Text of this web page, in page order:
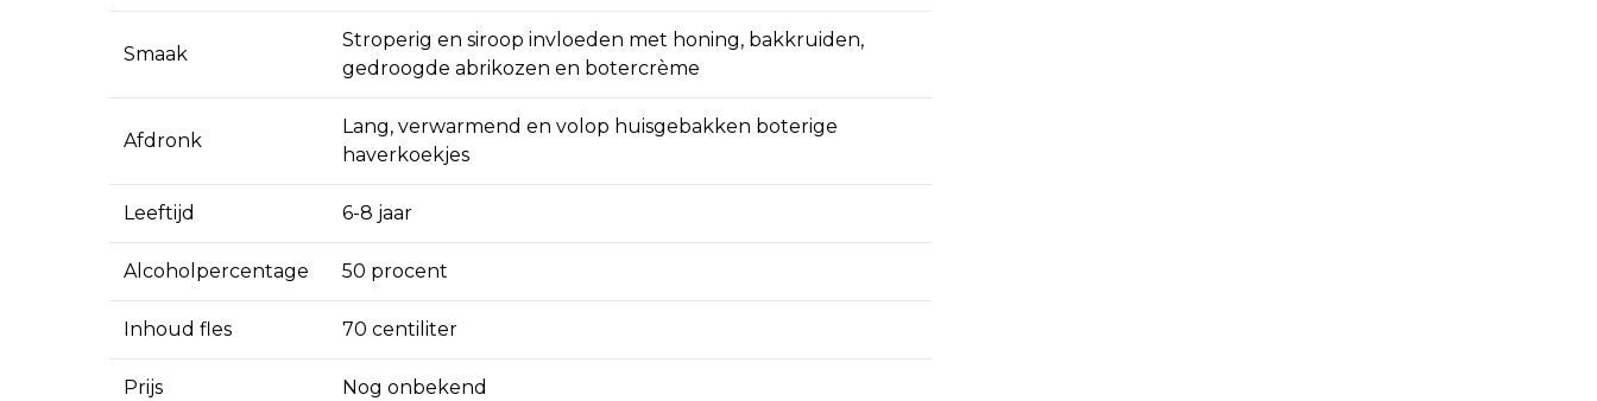
Smaak
Stroperig en siroop invloeden met honing, bakkruiden,
gedroogde abrikozen en botercrème
Afdronk
Lang, verwarmend en volop huisgebakken boterige
haverkoekjes
Leeftijd 6-8 jaar
Alcoholpercentage 50 procent
Inhoud fles 70 centiliter
Prijs Nog onbekend